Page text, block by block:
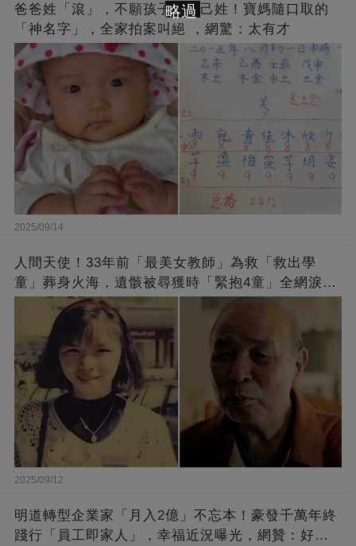
爸爸姓「滾」，不願孩子跟自己姓！寶媽隨口取的
「神名字」，全家拍案叫絕 ，網驚：太有才
2025/09/14
人間天使！33年前「最美女教師」為救「救出學
童」葬身火海，遺骸被尋獲時「緊抱4童」全網淚
崩：真正的英雄不該被遺忘
2025/09/12
明道轉型企業家「月入2億」不忘本！豪發千萬年終
踐行「員工即家人」，幸福近況曝光，網贊：好老
略過